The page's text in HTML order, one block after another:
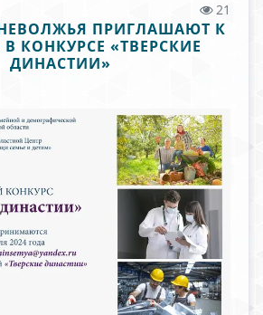
21
ПРИГЛАШАЮТ К
КОНКУРСЕ «ТВЕРСКИЕ
ДИНАСТИИ»